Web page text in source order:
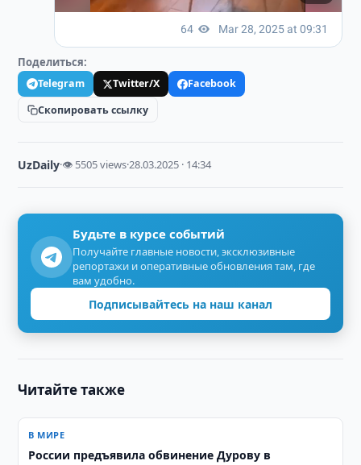
Поделиться:
Telegram Twitter/X
Facebook
Скопировать ссылку
UzDaily·👁 5505 views·28.03.2025 · 14:34
Будьте в курсе событий
Получайте главные новости, эксклюзивные
репортажи и оперативные обновления там, где
вам удобно.
Подписывайтесь на наш канал
Читайте также
В МИРЕ
России предъявила обвинение Дурову в